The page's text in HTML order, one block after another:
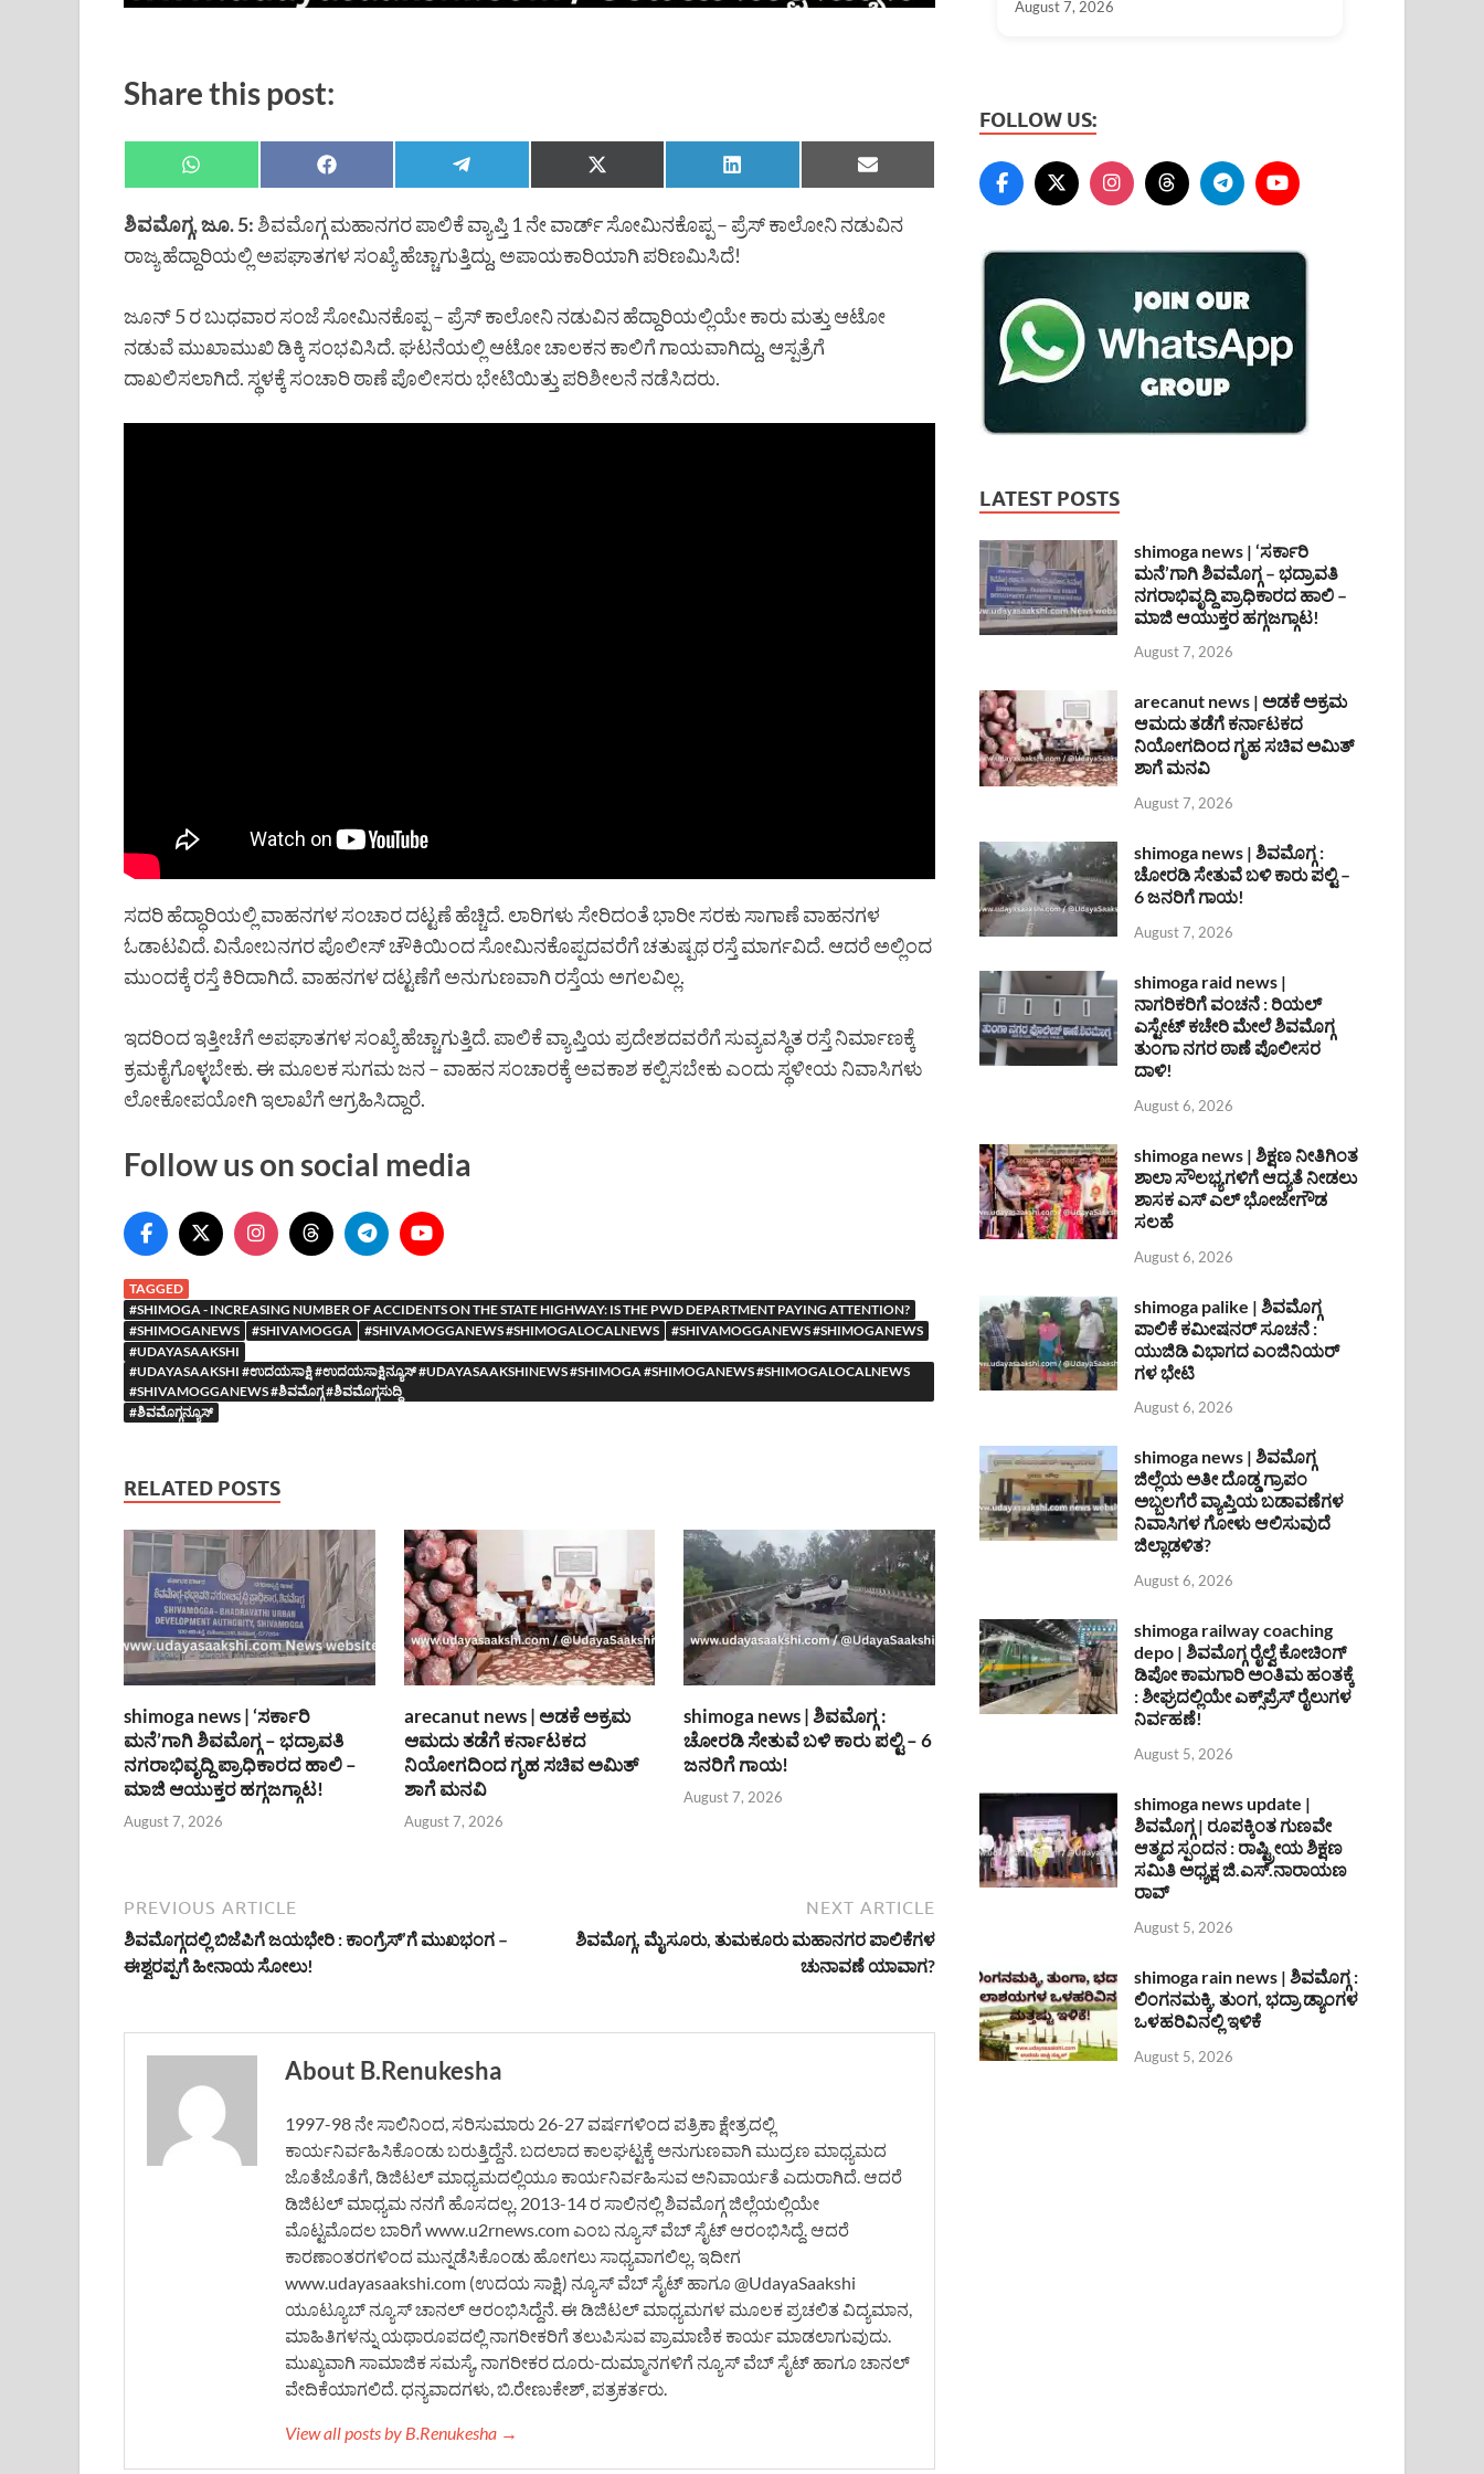
Share this post:
ಶಿವಮೊಗ್ಗ, ಜೂ. 5:ಶಿವಮೊಗ್ಗ ಮಹಾನಗರ ಪಾಲಿಕೆ ವ್ಯಾಪ್ತಿ 1 ನೇ ವಾರ್ಡ್ ಸೋಮಿನಕೊಪ್ಪ – ಪ್ರೆಸ್ ಕಾಲೋನಿ ನಡುವಿನ
ರಾಜ್ಯ ಹೆದ್ದಾರಿಯಲ್ಲಿ ಅಪಘಾತಗಳ ಸಂಖ್ಯೆ ಹೆಚ್ಚಾಗುತ್ತಿದ್ದು, ಅಪಾಯಕಾರಿಯಾಗಿ ಪರಿಣಮಿಸಿದೆ!
ಜೂನ್ 5 ರ ಬುಧವಾರ ಸಂಜೆ ಸೋಮಿನಕೊಪ್ಪ – ಪ್ರೆಸ್ ಕಾಲೋನಿ ನಡುವಿನ ಹೆದ್ದಾರಿಯಲ್ಲಿಯೇ ಕಾರು ಮತ್ತು ಆಟೋ
ನಡುವೆ ಮುಖಾಮುಖಿ ಡಿಕ್ಕಿ ಸಂಭವಿಸಿದೆ. ಘಟನೆಯಲ್ಲಿ ಆಟೋ ಚಾಲಕನ ಕಾಲಿಗೆ ಗಾಯವಾಗಿದ್ದು, ಆಸ್ಪತ್ರೆಗೆ
ದಾಖಲಿಸಲಾಗಿದೆ. ಸ್ಥಳಕ್ಕೆ ಸಂಚಾರಿ ಠಾಣೆ ಪೊಲೀಸರು ಭೇಟಿಯಿತ್ತು ಪರಿಶೀಲನೆ ನಡೆಸಿದರು.
ಸದರಿ ಹೆದ್ಧಾರಿಯಲ್ಲಿ ವಾಹನಗಳ ಸಂಚಾರ ದಟ್ಟಣೆ ಹೆಚ್ಚಿದೆ. ಲಾರಿಗಳು ಸೇರಿದಂತೆ ಭಾರೀ ಸರಕು ಸಾಗಾಣೆ ವಾಹನಗಳ
ಓಡಾಟವಿದೆ. ವಿನೋಬನಗರ ಪೊಲೀಸ್ ಚೌಕಿಯಿಂದ ಸೋಮಿನಕೊಪ್ಪದವರೆಗೆ ಚತುಷ್ಪಥ ರಸ್ತೆ ಮಾರ್ಗವಿದೆ. ಆದರೆ ಅಲ್ಲಿಂದ
ಮುಂದಕ್ಕೆ ರಸ್ತೆ ಕಿರಿದಾಗಿದೆ. ವಾಹನಗಳ ದಟ್ಟಣೆಗೆ ಅನುಗುಣವಾಗಿ ರಸ್ತೆಯ ಅಗಲವಿಲ್ಲ.
ಇದರಿಂದ ಇತ್ತೀಚೆಗೆ ಅಪಘಾತಗಳ ಸಂಖ್ಯೆ ಹೆಚ್ಚಾಗುತ್ತಿದೆ. ಪಾಲಿಕೆ ವ್ಯಾಪ್ತಿಯ ಪ್ರದೇಶದವರೆಗೆ ಸುವ್ಯವಸ್ಥಿತ ರಸ್ತೆ ನಿರ್ಮಾಣಕ್ಕೆ
ಕ್ರಮಕೈಗೊಳ್ಳಬೇಕು. ಈ ಮೂಲಕ ಸುಗಮ ಜನ – ವಾಹನ ಸಂಚಾರಕ್ಕೆ ಅವಕಾಶ ಕಲ್ಪಿಸಬೇಕು ಎಂದು ಸ್ಥಳೀಯ ನಿವಾಸಿಗಳು
ಲೋಕೋಪಯೋಗಿ ಇಲಾಖೆಗೆ ಆಗ್ರಹಿಸಿದ್ದಾರೆ.
Follow us on social media
TAGGED
#SHIMOGA - INCREASING NUMBER OF ACCIDENTS ON THE STATE HIGHWAY: IS THE PWD DEPARTMENT PAYING ATTENTION?
#SHIMOGANEWS
#SHIVAMOGGA #SHIVAMOGGANEWS #SHIMOGALOCALNEWS
#SHIVAMOGGANEWS #SHIMOGANEWS
#UDAYASAAKSHI
#UDAYASAAKSHI #ಉದಯಸಾಕ್ಷಿ #ಉದಯಸಾಕ್ಷಿನ್ಯೂಸ್ #UDAYASAAKSHINEWS #SHIMOGA #SHIMOGANEWS #SHIMOGALOCALNEWS
#SHIVAMOGGANEWS #ಶಿವಮೊಗ್ಗ #ಶಿವಮೊಗ್ಗಸುದ್ದಿ
#ಶಿವಮೊಗ್ಗನ್ಯೂಸ್
RELATED POSTS
shimoga news | ‘ಸರ್ಕಾರಿ
ಮನೆ’ಗಾಗಿ ಶಿವಮೊಗ್ಗ – ಭದ್ರಾವತಿ
ನಗರಾಭಿವೃದ್ದಿ ಪ್ರಾಧಿಕಾರದ ಹಾಲಿ –
ಮಾಜಿ ಆಯುಕ್ತರ ಹಗ್ಗಜಗ್ಗಾಟ!
August 7, 2026
arecanut news | ಅಡಕೆ ಅಕ್ರಮ
ಆಮದು ತಡೆಗೆ ಕರ್ನಾಟಕದ
ನಿಯೋಗದಿಂದ ಗೃಹ ಸಚಿವ ಅಮಿತ್
ಶಾಗೆ ಮನವಿ
August 7, 2026
shimoga news | ಶಿವಮೊಗ್ಗ :
ಚೋರಡಿ ಸೇತುವೆ ಬಳಿ ಕಾರು ಪಲ್ಟಿ – 6
ಜನರಿಗೆ ಗಾಯ!
August 7, 2026
PREVIOUS ARTICLE
ಶಿವಮೊಗ್ಗದಲ್ಲಿ ಬಿಜೆಪಿಗೆ ಜಯಭೇರಿ : ಕಾಂಗ್ರೆಸ್’ಗೆ ಮುಖಭಂಗ –
ಈಶ್ವರಪ್ಪಗೆ ಹೀನಾಯ ಸೋಲು!
NEXT ARTICLE
ಶಿವಮೊಗ್ಗ, ಮೈಸೂರು, ತುಮಕೂರು ಮಹಾನಗರ ಪಾಲಿಕೆಗಳ
ಚುನಾವಣೆ ಯಾವಾಗ?
About B.Renukesha
1997-98 ನೇ ಸಾಲಿನಿಂದ, ಸರಿಸುಮಾರು 26-27 ವರ್ಷಗಳಿಂದ ಪತ್ರಿಕಾ ಕ್ಷೇತ್ರದಲ್ಲಿ
ಕಾರ್ಯನಿರ್ವಹಿಸಿಕೊಂಡು ಬರುತ್ತಿದ್ದೆನೆ. ಬದಲಾದ ಕಾಲಘಟ್ಟಕ್ಕೆ ಅನುಗುಣವಾಗಿ ಮುದ್ರಣ ಮಾಧ್ಯಮದ
ಜೊತೆಜೊತೆಗೆ, ಡಿಜಿಟಲ್ ಮಾಧ್ಯಮದಲ್ಲಿಯೂ ಕಾರ್ಯನಿರ್ವಹಿಸುವ ಅನಿವಾರ್ಯತೆ ಎದುರಾಗಿದೆ. ಆದರೆ
ಡಿಜಿಟಲ್ ಮಾಧ್ಯಮ ನನಗೆ ಹೊಸದಲ್ಲ. 2013-14 ರ ಸಾಲಿನಲ್ಲಿ ಶಿವಮೊಗ್ಗ ಜಿಲ್ಲೆಯಲ್ಲಿಯೇ
ಮೊಟ್ಟಮೊದಲ ಬಾರಿಗೆ www.u2rnews.com ಎಂಬ ನ್ಯೂಸ್ ವೆಬ್ ಸೈಟ್ ಆರಂಭಿಸಿದ್ದೆ. ಆದರೆ
ಕಾರಣಾಂತರಗಳಿಂದ ಮುನ್ನಡೆಸಿಕೊಂಡು ಹೋಗಲು ಸಾಧ್ಯವಾಗಲಿಲ್ಲ. ಇದೀಗ
www.udayasaakshi.com (ಉದಯ ಸಾಕ್ಷಿ) ನ್ಯೂಸ್ ವೆಬ್ ಸೈಟ್ ಹಾಗೂ @UdayaSaakshi
ಯೂಟ್ಯೂಬ್ ನ್ಯೂಸ್ ಚಾನಲ್ ಆರಂಭಿಸಿದ್ದೆನೆ. ಈ ಡಿಜಿಟಲ್ ಮಾಧ್ಯಮಗಳ ಮೂಲಕ ಪ್ರಚಲಿತ ವಿದ್ಯಮಾನ,
ಮಾಹಿತಿಗಳನ್ನು ಯಥಾರೂಪದಲ್ಲಿ ನಾಗರೀಕರಿಗೆ ತಲುಪಿಸುವ ಪ್ರಾಮಾಣಿಕ ಕಾರ್ಯ ಮಾಡಲಾಗುವುದು.
ಮುಖ್ಯವಾಗಿ ಸಾಮಾಜಿಕ ಸಮಸ್ಯೆ, ನಾಗರೀಕರ ದೂರು-ದುಮ್ಮಾನಗಳಿಗೆ ನ್ಯೂಸ್ ವೆಬ್ ಸೈಟ್ ಹಾಗೂ ಚಾನಲ್
ವೇದಿಕೆಯಾಗಲಿದೆ. ಧನ್ಯವಾದಗಳು, ಬಿ.ರೇಣುಕೇಶ್, ಪತ್ರಕರ್ತರು.
View all posts by B.Renukesha →
#tunga #rain
August 7, 2026
FOLLOW US:
LATEST POSTS
shimoga news | ‘ಸರ್ಕಾರಿ
ಮನೆ’ಗಾಗಿ ಶಿವಮೊಗ್ಗ – ಭದ್ರಾವತಿ
ನಗರಾಭಿವೃದ್ದಿ ಪ್ರಾಧಿಕಾರದ ಹಾಲಿ –
ಮಾಜಿ ಆಯುಕ್ತರ ಹಗ್ಗಜಗ್ಗಾಟ!
August 7, 2026
arecanut news | ಅಡಕೆ ಅಕ್ರಮ
ಆಮದು ತಡೆಗೆ ಕರ್ನಾಟಕದ
ನಿಯೋಗದಿಂದ ಗೃಹ ಸಚಿವ ಅಮಿತ್
ಶಾಗೆ ಮನವಿ
August 7, 2026
shimoga news | ಶಿವಮೊಗ್ಗ :
ಚೋರಡಿ ಸೇತುವೆ ಬಳಿ ಕಾರು ಪಲ್ಟಿ –
6 ಜನರಿಗೆ ಗಾಯ!
August 7, 2026
shimoga raid news |
ನಾಗರಿಕರಿಗೆ ವಂಚನೆ : ರಿಯಲ್
ಎಸ್ಟೇಟ್ ಕಚೇರಿ ಮೇಲೆ ಶಿವಮೊಗ್ಗ
ತುಂಗಾ ನಗರ ಠಾಣೆ ಪೊಲೀಸರ
ದಾಳಿ!
August 6, 2026
shimoga news | ಶಿಕ್ಷಣ ನೀತಿಗಿಂತ
ಶಾಲಾ ಸೌಲಭ್ಯಗಳಿಗೆ ಆದ್ಯತೆ ನೀಡಲು
ಶಾಸಕ ಎಸ್ ಎಲ್ ಭೋಜೇಗೌಡ
ಸಲಹೆ
August 6, 2026
shimoga palike | ಶಿವಮೊಗ್ಗ
ಪಾಲಿಕೆ ಕಮೀಷನರ್ ಸೂಚನೆ :
ಯುಜಿಡಿ ವಿಭಾಗದ ಎಂಜಿನಿಯರ್
ಗಳ ಭೇಟಿ
August 6, 2026
shimoga news | ಶಿವಮೊಗ್ಗ
ಜಿಲ್ಲೆಯ ಅತೀ ದೊಡ್ಡ ಗ್ರಾಪಂ
ಅಬ್ಬಲಗೆರೆ ವ್ಯಾಪ್ತಿಯ ಬಡಾವಣೆಗಳ
ನಿವಾಸಿಗಳ ಗೋಳು ಆಲಿಸುವುದೆ
ಜಿಲ್ಲಾಡಳಿತ?
August 6, 2026
shimoga railway coaching
depo | ಶಿವಮೊಗ್ಗ ರೈಲ್ವೆ ಕೋಚಿಂಗ್
ಡಿಪೋ ಕಾಮಗಾರಿ ಅಂತಿಮ ಹಂತಕ್ಕೆ
: ಶೀಘ್ರದಲ್ಲಿಯೇ ಎಕ್ಸ್‌ಪ್ರೆಸ್ ರೈಲುಗಳ
ನಿರ್ವಹಣೆ!
August 5, 2026
shimoga news update |
ಶಿವಮೊಗ್ಗ | ರೂಪಕ್ಕಿಂತ ಗುಣವೇ
ಆತ್ಮದ ಸ್ಪಂದನ : ರಾಷ್ಟ್ರೀಯ ಶಿಕ್ಷಣ
ಸಮಿತಿ ಅಧ್ಯಕ್ಷ ಜಿ.ಎಸ್.ನಾರಾಯಣ
ರಾವ್
August 5, 2026
shimoga rain news | ಶಿವಮೊಗ್ಗ :
ಲಿಂಗನಮಕ್ಕಿ, ತುಂಗ, ಭದ್ರಾ ಡ್ಯಾಂಗಳ
ಒಳಹರಿವಿನಲ್ಲಿ ಇಳಿಕೆ
August 5, 2026